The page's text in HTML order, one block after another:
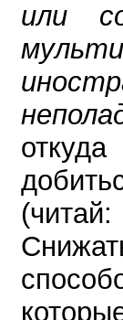
или